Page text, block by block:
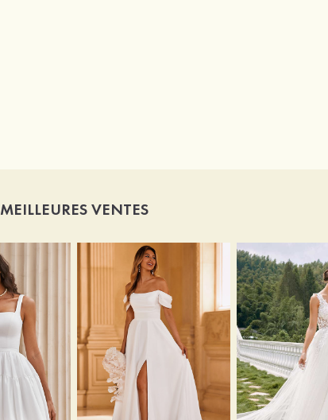
MEILLEURES VENTES